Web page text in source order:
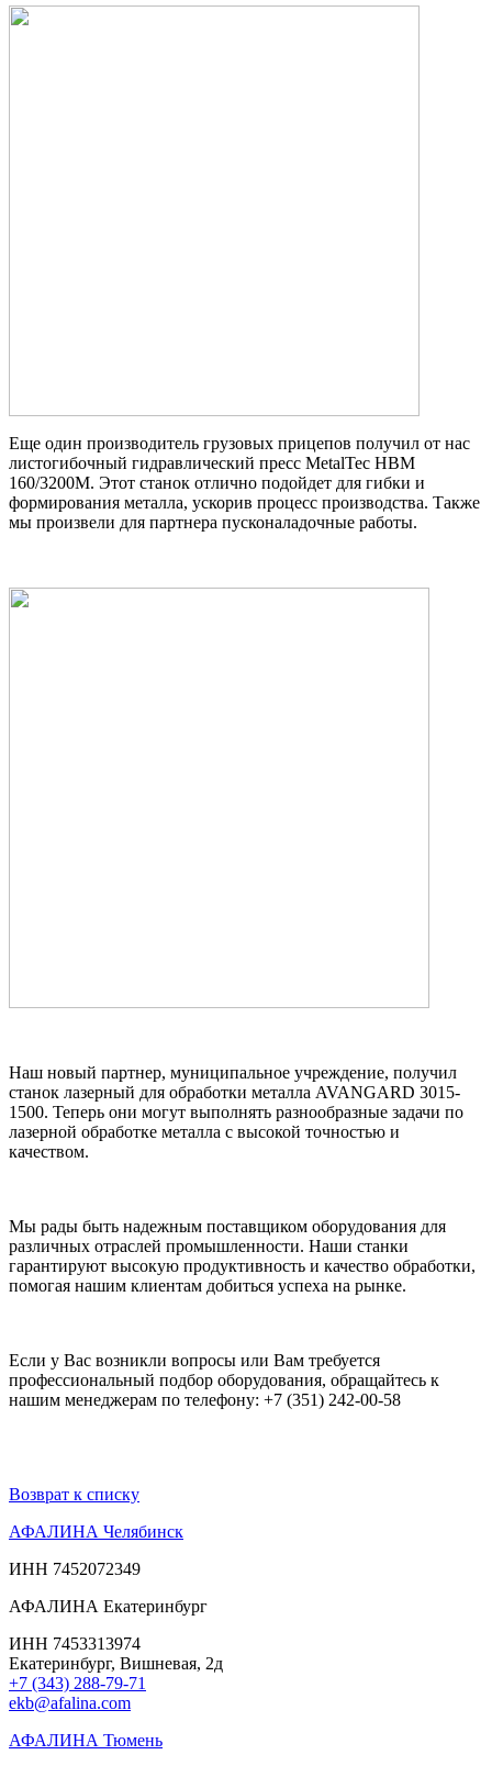
Еще один производитель грузовых прицепов получил от нас
листогибочный гидравлический пресс MetalTec HBM
160/3200M. Этот станок отлично подойдет для гибки и
формирования металла, ускорив процесс производства. Также
мы произвели для партнера пусконаладочные работы.
Наш новый партнер, муниципальное учреждение, получил
станок лазерный для обработки металла AVANGARD 3015-
1500. Теперь они могут выполнять разнообразные задачи по
лазерной обработке металла с высокой точностью и
качеством.
Мы рады быть надежным поставщиком оборудования для
различных отраслей промышленности. Наши станки
гарантируют высокую продуктивность и качество обработки,
помогая нашим клиентам добиться успеха на рынке.
Если у Вас возникли вопросы или Вам требуется
профессиональный подбор оборудования, обращайтесь к
нашим менеджерам по телефону: +7 (351) 242-00-58
Возврат к списку
АФАЛИНА Челябинск
ИНН 7452072349
АФАЛИНА Екатеринбург
ИНН 7453313974
Екатеринбург, Вишневая, 2д
+7 (343) 288-79-71
ekb@afalina.com
АФАЛИНА Тюмень